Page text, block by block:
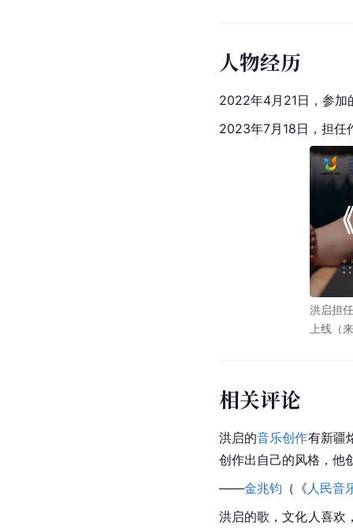
人物经历
2022年4月21日，参加
2023年7月18日，担任
洪启担
上线
相关评论
洪启的音乐创作有新疆
创作出自己的风格，他
——金兆钧 （《 人民音
洪启的歌，文化人喜欢